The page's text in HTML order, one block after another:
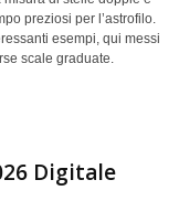
preziosi per l’astrofilo.
esempi, qui messi
scale graduate.
Digitale